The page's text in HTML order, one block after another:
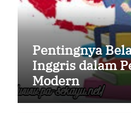
Pentingnya
Inggris dalam
Modern